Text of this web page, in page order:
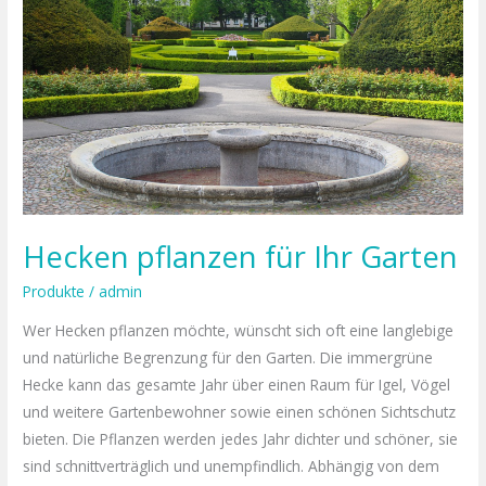
Hecken pflanzen für Ihr Garten
Produkte /admin
Wer Hecken pflanzen möchte, wünscht sich oft eine langlebige
und natürliche Begrenzung für den Garten. Die immergrüne
Hecke kann das gesamte Jahr über einen Raum für Igel, Vögel
und weitere Gartenbewohner sowie einen schönen Sichtschutz
bieten. Die Pflanzen werden jedes Jahr dichter und schöner, sie
sind schnittverträglich und unempfindlich. Abhängig von dem
für
Ihr
Garten